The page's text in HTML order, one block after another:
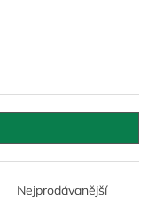
Nejprodávanější